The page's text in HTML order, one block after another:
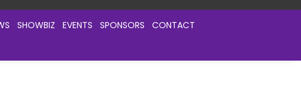
SHOWBIZ EVENTS SPONSORS CONTACT